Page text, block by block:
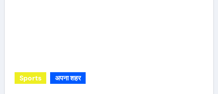
Sports अपना शहर